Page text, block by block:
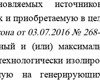
приобретаемую в
от 03.07.2016 №
и (или)
на